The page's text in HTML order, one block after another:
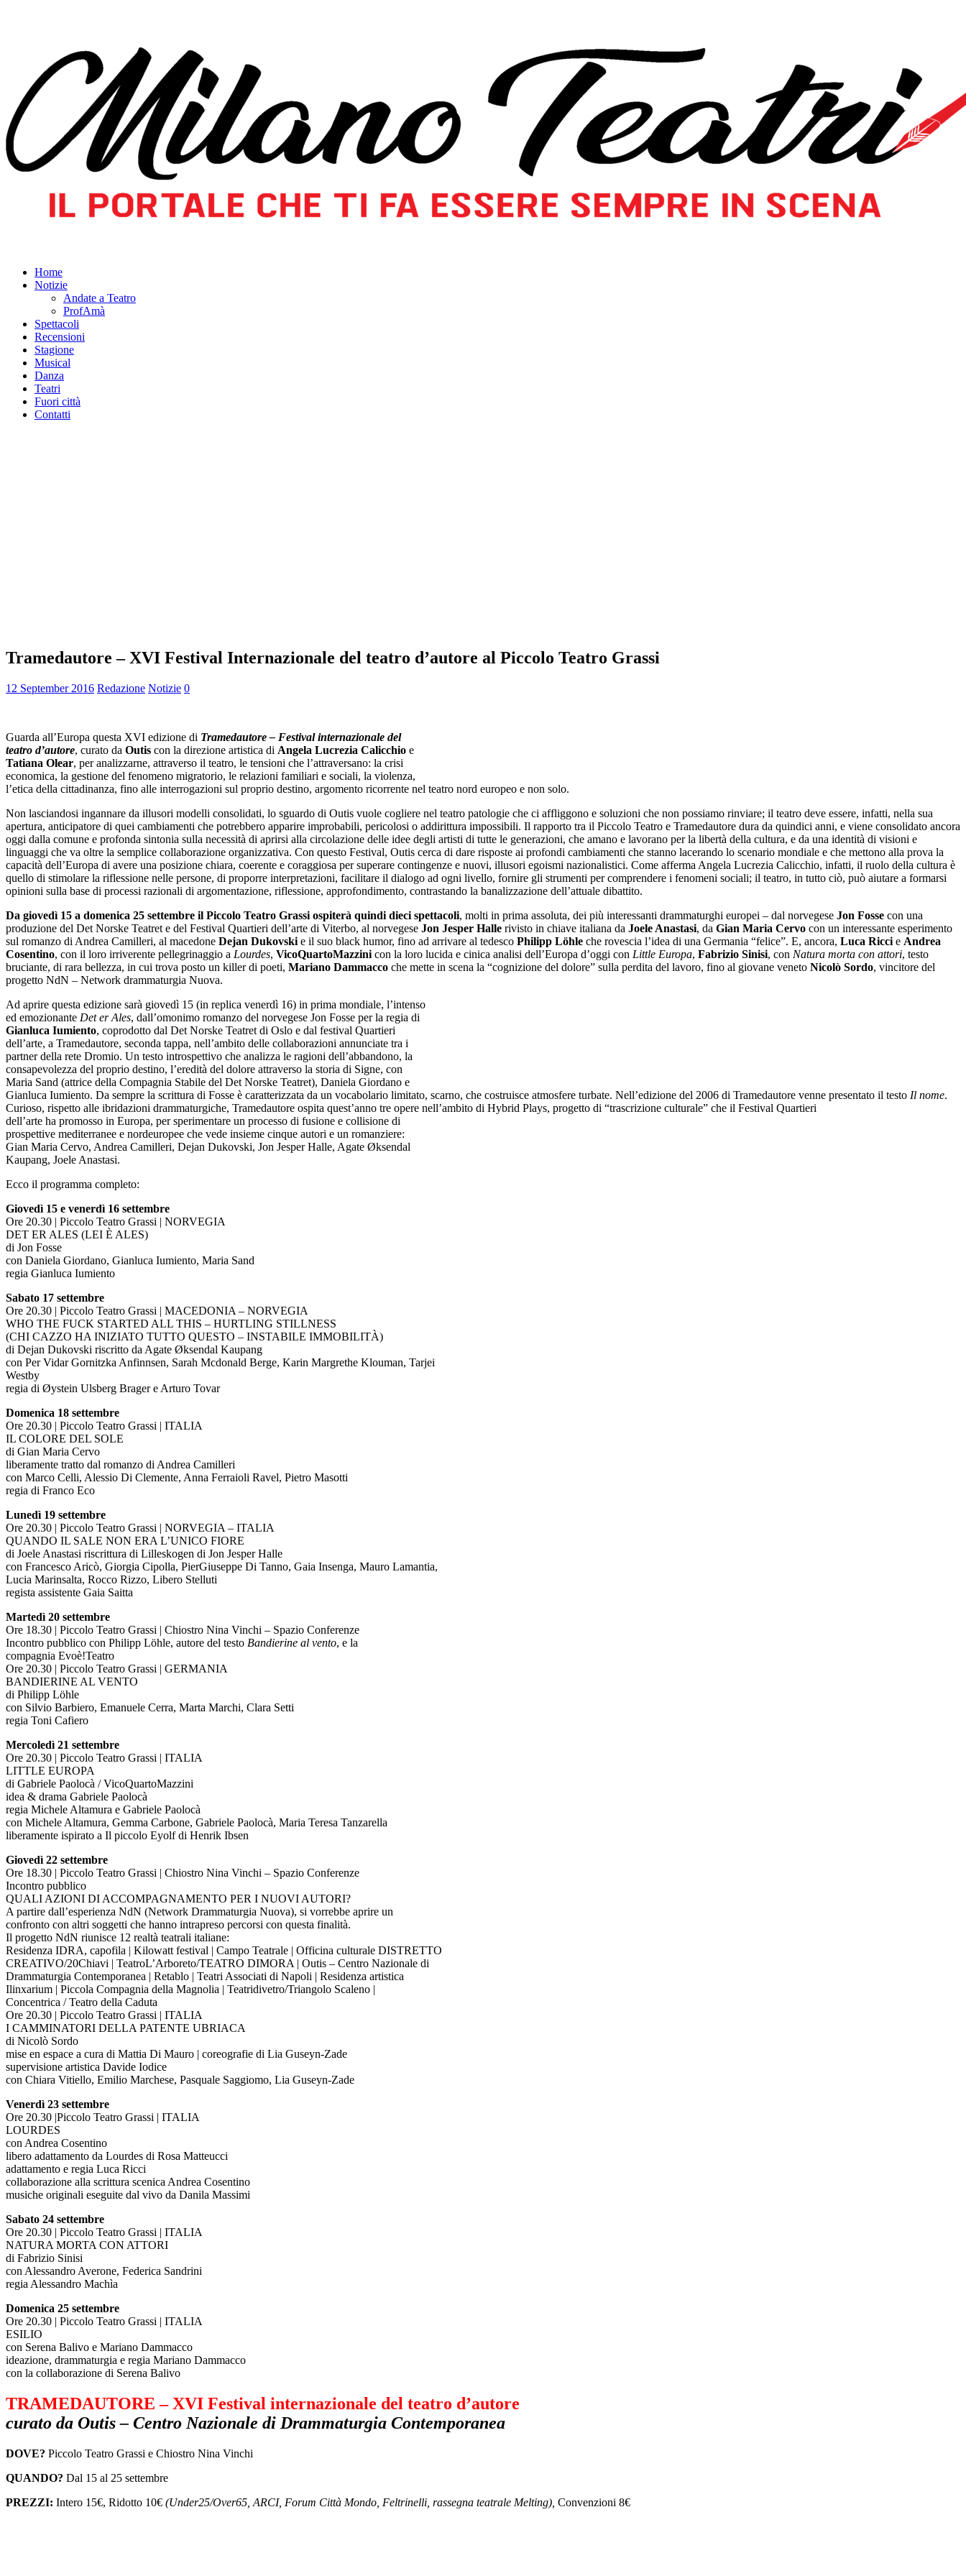
Home
Notizie
Andate a Teatro
ProfAmà
Spettacoli
Recensioni
Stagione
Musical
Danza
Teatri
Fuori città
Contatti
Tramedautore – XVI Festival Internazionale del teatro d’autore al Piccolo Teatro Grassi
12 September 2016 Redazione Notizie 0
Guarda all’Europa questa XVI edizione di Tramedautore – Festival internazionale del
teatro d’autore, curato da Outis con la direzione artistica di Angela Lucrezia Calicchio e
Tatiana Olear, per analizzarne, attraverso il teatro, le tensioni che l’attraversano: la crisi
economica, la gestione del fenomeno migratorio, le relazioni familiari e sociali, la violenza,
l’etica della cittadinanza, fino alle interrogazioni sul proprio destino, argomento ricorrente nel teatro nord europeo e non solo.
Non lasciandosi ingannare da illusori modelli consolidati, lo sguardo di Outis vuole cogliere nel teatro patologie che ci affliggono e soluzioni che non possiamo rinviare; il teatro deve essere, infatti, nella sua
apertura, anticipatore di quei cambiamenti che potrebbero apparire improbabili, pericolosi o addirittura impossibili. Il rapporto tra il Piccolo Teatro e Tramedautore dura da quindici anni, e viene consolidato ancora
oggi dalla comune e profonda sintonia sulla necessità di aprirsi alla circolazione delle idee degli artisti di tutte le generazioni, che amano e lavorano per la libertà della cultura, e da una identità di visioni e
linguaggi che va oltre la semplice collaborazione organizzativa. Con questo Festival, Outis cerca di dare risposte ai profondi cambiamenti che stanno lacerando lo scenario mondiale e che mettono alla prova la
capacità dell’Europa di avere una posizione chiara, coerente e coraggiosa per superare contingenze e nuovi, illusori egoismi nazionalistici. Come afferma Angela Lucrezia Calicchio, infatti, il ruolo della cultura è
quello di stimolare la riflessione nelle persone, di proporre interpretazioni, facilitare il dialogo ad ogni livello, fornire gli strumenti per comprendere i fenomeni sociali; il teatro, in tutto ciò, può aiutare a formarsi
opinioni sulla base di processi razionali di argomentazione, riflessione, approfondimento, contrastando la banalizzazione dell’attuale dibattito.
Da giovedì 15 a domenica 25 settembre il Piccolo Teatro Grassi ospiterà quindi dieci spettacoli, molti in prima assoluta, dei più interessanti drammaturghi europei – dal norvegese Jon Fosse con una
produzione del Det Norske Teatret e del Festival Quartieri dell’arte di Viterbo, al norvegese Jon Jesper Halle rivisto in chiave italiana da Joele Anastasi, da Gian Maria Cervo con un interessante esperimento
sul romanzo di Andrea Camilleri, al macedone Dejan Dukovski e il suo black humor, fino ad arrivare al tedesco Philipp Löhle che rovescia l’idea di una Germania “felice”. E, ancora, Luca Ricci e Andrea
Cosentino, con il loro irriverente pellegrinaggio a Lourdes, VicoQuartoMazzini con la loro lucida e cinica analisi dell’Europa d’oggi con Little Europa, Fabrizio Sinisi, con Natura morta con attori, testo
bruciante, di rara bellezza, in cui trova posto un killer di poeti, Mariano Dammacco che mette in scena la “cognizione del dolore” sulla perdita del lavoro, fino al giovane veneto Nicolò Sordo, vincitore del
progetto NdN – Network drammaturgia Nuova.
Ad aprire questa edizione sarà giovedì 15 (in replica venerdì 16) in prima mondiale, l’intenso
ed emozionante Det er Ales, dall’omonimo romanzo del norvegese Jon Fosse per la regia di
Gianluca Iumiento, coprodotto dal Det Norske Teatret di Oslo e dal festival Quartieri
dell’arte, a Tramedautore, seconda tappa, nell’ambito delle collaborazioni annunciate tra i
partner della rete Dromio. Un testo introspettivo che analizza le ragioni dell’abbandono, la
consapevolezza del proprio destino, l’eredità del dolore attraverso la storia di Signe, con
Maria Sand (attrice della Compagnia Stabile del Det Norske Teatret), Daniela Giordano e
Gianluca Iumiento. Da sempre la scrittura di Fosse è caratterizzata da un vocabolario limitato, scarno, che costruisce atmosfere turbate. Nell’edizione del 2006 di Tramedautore venne presentato il testo Il nome.
Curioso, rispetto alle ibridazioni drammaturgiche, Tramedautore ospita quest’anno tre opere nell’ambito di Hybrid Plays, progetto di “trascrizione culturale” che il Festival Quartieri
dell’arte ha promosso in Europa, per sperimentare un processo di fusione e collisione di
prospettive mediterranee e nordeuropee che vede insieme cinque autori e un romanziere:
Gian Maria Cervo, Andrea Camilleri, Dejan Dukovski, Jon Jesper Halle, Agate Øksendal
Kaupang, Joele Anastasi.
Ecco il programma completo:
Giovedì 15 e venerdì 16 settembre
Ore 20.30 | Piccolo Teatro Grassi | NORVEGIA
DET ER ALES (LEI È ALES)
di Jon Fosse
con Daniela Giordano, Gianluca Iumiento, Maria Sand
regia Gianluca Iumiento
Sabato 17 settembre
Ore 20.30 | Piccolo Teatro Grassi | MACEDONIA – NORVEGIA
WHO THE FUCK STARTED ALL THIS – HURTLING STILLNESS
(CHI CAZZO HA INIZIATO TUTTO QUESTO – INSTABILE IMMOBILITÀ)
di Dejan Dukovski riscritto da Agate Øksendal Kaupang
con Per Vidar Gornitzka Anfinnsen, Sarah Mcdonald Berge, Karin Margrethe Klouman, Tarjei
Westby
regia di Øystein Ulsberg Brager e Arturo Tovar
Domenica 18 settembre
Ore 20.30 | Piccolo Teatro Grassi | ITALIA
IL COLORE DEL SOLE
di Gian Maria Cervo
liberamente tratto dal romanzo di Andrea Camilleri
con Marco Celli, Alessio Di Clemente, Anna Ferraioli Ravel, Pietro Masotti
regia di Franco Eco
Lunedì 19 settembre
Ore 20.30 | Piccolo Teatro Grassi | NORVEGIA – ITALIA
QUANDO IL SALE NON ERA L’UNICO FIORE
di Joele Anastasi riscrittura di Lilleskogen di Jon Jesper Halle
con Francesco Aricò, Giorgia Cipolla, PierGiuseppe Di Tanno, Gaia Insenga, Mauro Lamantia,
Lucia Marinsalta, Rocco Rizzo, Libero Stelluti
regista assistente Gaia Saitta
Martedì 20 settembre
Ore 18.30 | Piccolo Teatro Grassi | Chiostro Nina Vinchi – Spazio Conferenze
Incontro pubblico con Philipp Löhle, autore del testo Bandierine al vento, e la
compagnia Evoè!Teatro
Ore 20.30 | Piccolo Teatro Grassi | GERMANIA
BANDIERINE AL VENTO
di Philipp Löhle
con Silvio Barbiero, Emanuele Cerra, Marta Marchi, Clara Setti
regia Toni Cafiero
Mercoledì 21 settembre
Ore 20.30 | Piccolo Teatro Grassi | ITALIA
LITTLE EUROPA
di Gabriele Paolocà / VicoQuartoMazzini
idea & drama Gabriele Paolocà
regia Michele Altamura e Gabriele Paolocà
con Michele Altamura, Gemma Carbone, Gabriele Paolocà, Maria Teresa Tanzarella
liberamente ispirato a Il piccolo Eyolf di Henrik Ibsen
Giovedì 22 settembre
Ore 18.30 | Piccolo Teatro Grassi | Chiostro Nina Vinchi – Spazio Conferenze
Incontro pubblico
QUALI AZIONI DI ACCOMPAGNAMENTO PER I NUOVI AUTORI?
A partire dall’esperienza NdN (Network Drammaturgia Nuova), si vorrebbe aprire un
confronto con altri soggetti che hanno intrapreso percorsi con questa finalità.
Il progetto NdN riunisce 12 realtà teatrali italiane:
Residenza IDRA, capofila | Kilowatt festival | Campo Teatrale | Officina culturale DISTRETTO
CREATIVO/20Chiavi | TeatroL’Arboreto/TEATRO DIMORA | Outis – Centro Nazionale di
Drammaturgia Contemporanea | Retablo | Teatri Associati di Napoli | Residenza artistica
Ilinxarium | Piccola Compagnia della Magnolia | Teatridivetro/Triangolo Scaleno |
Concentrica / Teatro della Caduta
Ore 20.30 | Piccolo Teatro Grassi | ITALIA
I CAMMINATORI DELLA PATENTE UBRIACA
di Nicolò Sordo
mise en espace a cura di Mattia Di Mauro | coreografie di Lia Guseyn-Zade
supervisione artistica Davide Iodice
con Chiara Vitiello, Emilio Marchese, Pasquale Saggiomo, Lia Guseyn-Zade
Venerdì 23 settembre
Ore 20.30 |Piccolo Teatro Grassi | ITALIA
LOURDES
con Andrea Cosentino
libero adattamento da Lourdes di Rosa Matteucci
adattamento e regia Luca Ricci
collaborazione alla scrittura scenica Andrea Cosentino
musiche originali eseguite dal vivo da Danila Massimi
Sabato 24 settembre
Ore 20.30 | Piccolo Teatro Grassi | ITALIA
NATURA MORTA CON ATTORI
di Fabrizio Sinisi
con Alessandro Averone, Federica Sandrini
regia Alessandro Machìa
Domenica 25 settembre
Ore 20.30 | Piccolo Teatro Grassi | ITALIA
ESILIO
con Serena Balivo e Mariano Dammacco
ideazione, drammaturgia e regia Mariano Dammacco
con la collaborazione di Serena Balivo
TRAMEDAUTORE – XVI Festival internazionale del teatro d’autore
curato da Outis – Centro Nazionale di Drammaturgia Contemporanea
DOVE? Piccolo Teatro Grassi e Chiostro Nina Vinchi
QUANDO? Dal 15 al 25 settembre
PREZZI: Intero 15€, Ridotto 10€ (Under25/Over65, ARCI, Forum Città Mondo, Feltrinelli, rassegna teatrale Melting), Convenzioni 8€